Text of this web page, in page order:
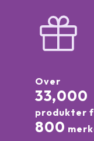
Over
33,000
produkter
800